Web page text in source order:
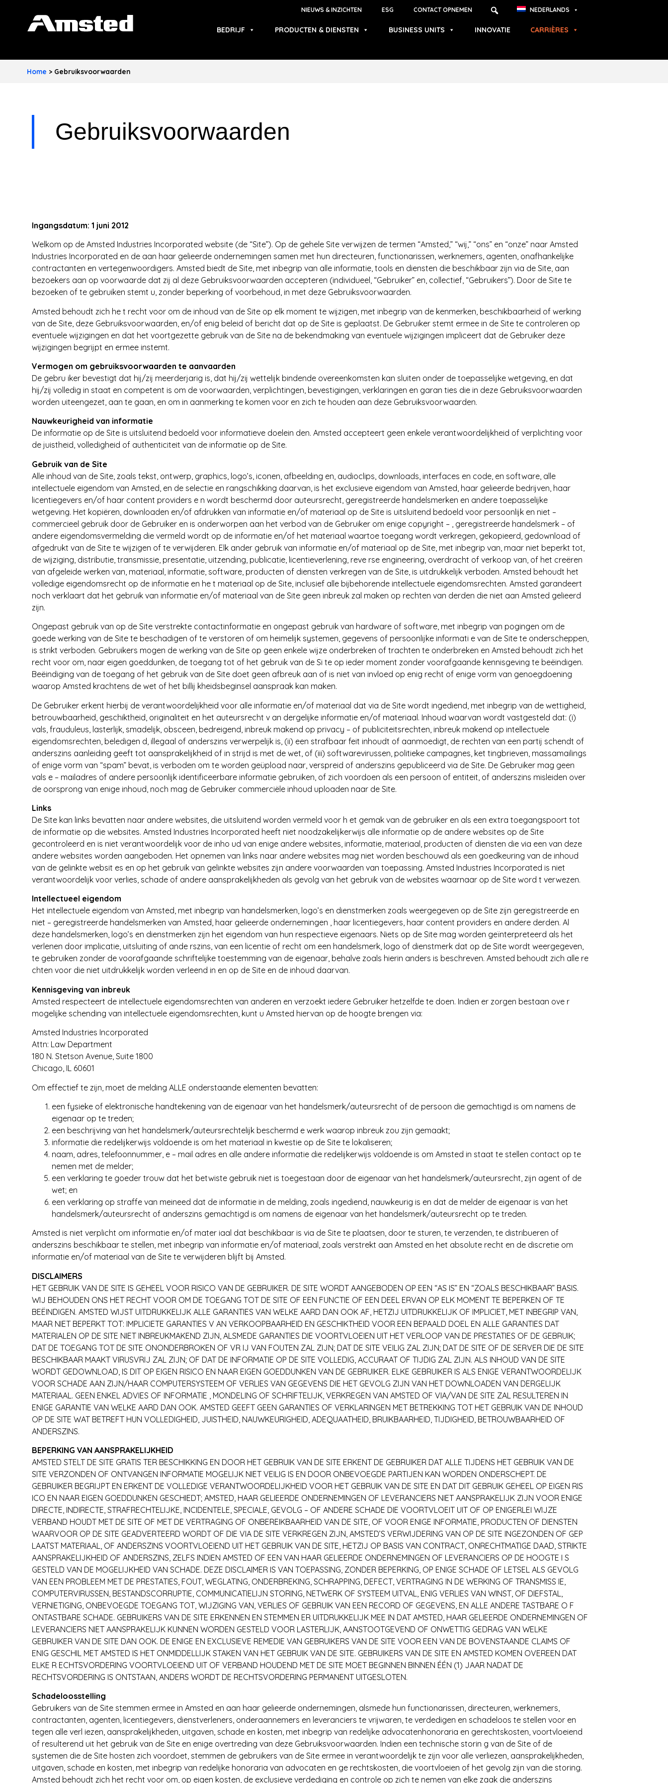
NIEUWS & INZICHTEN ESG CONTACT OPNEMEN NEDERLANDS
A
S
S
T
R
I
S
BEDRIJF PRODUCTEN & DIENSTEN BUSINESS UNITS INNOVATIE CARRIÈRES
Home > Gebruiksvoorwaarden
Gebruiksvoorwaarden
Ingangsdatum: 1 juni 2012
Welkom op de Amsted Industries Incorporated website (de “Site”). Op de gehele Site verwijzen de termen “Amsted,” “wij,” “ons” en “onze” naar Amsted
Industries Incorporated en de aan haar gelieerde ondernemingen samen met hun directeuren, functionarissen, werknemers, agenten, onafhankelijke
contractanten en vertegenwoordigers. Amsted biedt de Site, met inbegrip van alle informatie, tools en diensten die beschikbaar zijn via de Site, aan
bezoekers aan op voorwaarde dat zij al deze Gebruiksvoorwaarden accepteren (individueel, “Gebruiker” en, collectief, “Gebruikers”). Door de Site te
bezoeken of te gebruiken stemt u, zonder beperking of voorbehoud, in met deze Gebruiksvoorwaarden.
Amsted behoudt zich he t recht voor om de inhoud van de Site op elk moment te wijzigen, met inbegrip van de kenmerken, beschikbaarheid of werking
van de Site, deze Gebruiksvoorwaarden, en/of enig beleid of bericht dat op de Site is geplaatst. De Gebruiker stemt ermee in de Site te controleren op
eventuele wijzigingen en dat het voortgezette gebruik van de Site na de bekendmaking van eventuele wijzigingen impliceert dat de Gebruiker deze
wijzigingen begrijpt en ermee instemt.
Vermogen om gebruiksvoorwaarden te aanvaarden
De gebru iker bevestigt dat hij/zij meerderjarig is, dat hij/zij wettelijk bindende overeenkomsten kan sluiten onder de toepasselijke wetgeving, en dat
hij/zij volledig in staat en competent is om de voorwaarden, verplichtingen, bevestigingen, verklaringen en garan ties die in deze Gebruiksvoorwaarden
worden uiteengezet, aan te gaan, en om in aanmerking te komen voor en zich te houden aan deze Gebruiksvoorwaarden.
Nauwkeurigheid van informatie
De informatie op de Site is uitsluitend bedoeld voor informatieve doelein den. Amsted accepteert geen enkele verantwoordelijkheid of verplichting voor
de juistheid, volledigheid of authenticiteit van de informatie op de Site.
Gebruik van de Site
Alle inhoud van de Site, zoals tekst, ontwerp, graphics, logo’s, iconen, afbeelding en, audioclips, downloads, interfaces en code, en software, alle
intellectuele eigendom van Amsted, en de selectie en rangschikking daarvan, is het exclusieve eigendom van Amsted, haar gelieerde bedrijven, haar
licentiegevers en/of haar content providers e n wordt beschermd door auteursrecht, geregistreerde handelsmerken en andere toepasselijke
wetgeving. Het kopiëren, downloaden en/of afdrukken van informatie en/of materiaal op de Site is uitsluitend bedoeld voor persoonlijk en niet –
commercieel gebruik door de Gebruiker en is onderworpen aan het verbod van de Gebruiker om enige copyright – , geregistreerde handelsmerk – of
andere eigendomsvermelding die vermeld wordt op de informatie en/of het materiaal waartoe toegang wordt verkregen, gekopieerd, gedownload of
afgedrukt van de Site te wijzigen of te verwijderen. Elk ander gebruik van informatie en/of materiaal op de Site, met inbegrip van, maar niet beperkt tot,
de wijziging, distributie, transmissie, presentatie, uitzending, publicatie, licentieverlening, reve rse engineering, overdracht of verkoop van, of het creëren
van afgeleide werken van, materiaal, informatie, software, producten of diensten verkregen van de Site, is uitdrukkelijk verboden. Amsted behoudt het
volledige eigendomsrecht op de informatie en he t materiaal op de Site, inclusief alle bijbehorende intellectuele eigendomsrechten. Amsted garandeert
noch verklaart dat het gebruik van informatie en/of materiaal van de Site geen inbreuk zal maken op rechten van derden die niet aan Amsted gelieerd
zijn.
Ongepast gebruik van op de Site verstrekte contactinformatie en ongepast gebruik van hardware of software, met inbegrip van pogingen om de
goede werking van de Site te beschadigen of te verstoren of om heimelijk systemen, gegevens of persoonlijke informati e van de Site te onderscheppen,
is strikt verboden. Gebruikers mogen de werking van de Site op geen enkele wijze onderbreken of trachten te onderbreken en Amsted behoudt zich het
recht voor om, naar eigen goeddunken, de toegang tot of het gebruik van de Si te op ieder moment zonder voorafgaande kennisgeving te beëindigen.
Beëindiging van de toegang of het gebruik van de Site doet geen afbreuk aan of is niet van invloed op enig recht of enige vorm van genoegdoening
waarop Amsted krachtens de wet of het billij kheidsbeginsel aanspraak kan maken.
De Gebruiker erkent hierbij de verantwoordelijkheid voor alle informatie en/of materiaal dat via de Site wordt ingediend, met inbegrip van de wettigheid,
betrouwbaarheid, geschiktheid, originaliteit en het auteursrecht v an dergelijke informatie en/of materiaal. Inhoud waarvan wordt vastgesteld dat: (i)
vals, frauduleus, lasterlijk, smadelijk, obsceen, bedreigend, inbreuk makend op privacy – of publiciteitsrechten, inbreuk makend op intellectuele
eigendomsrechten, beledigen d, illegaal of anderszins verwerpelijk is, (ii) een strafbaar feit inhoudt of aanmoedigt, de rechten van een partij schendt of
anderszins aanleiding geeft tot aansprakelijkheid of in strijd is met de wet, of (iii) softwarevirussen, politieke campagnes, ket tingbrieven, massamailings
of enige vorm van “spam” bevat, is verboden om te worden geüpload naar, verspreid of anderszins gepubliceerd via de Site. De Gebruiker mag geen
vals e – mailadres of andere persoonlijk identificeerbare informatie gebruiken, of zich voordoen als een persoon of entiteit, of anderszins misleiden over
de oorsprong van enige inhoud, noch mag de Gebruiker commerciële inhoud uploaden naar de Site.
Links
De Site kan links bevatten naar andere websites, die uitsluitend worden vermeld voor h et gemak van de gebruiker en als een extra toegangspoort tot
de informatie op die websites. Amsted Industries Incorporated heeft niet noodzakelijkerwijs alle informatie op de andere websites op de Site
gecontroleerd en is niet verantwoordelijk voor de inho ud van enige andere websites, informatie, materiaal, producten of diensten die via een van deze
andere websites worden aangeboden. Het opnemen van links naar andere websites mag niet worden beschouwd als een goedkeuring van de inhoud
van de gelinkte websit es en op het gebruik van gelinkte websites zijn andere voorwaarden van toepassing. Amsted Industries Incorporated is niet
verantwoordelijk voor verlies, schade of andere aansprakelijkheden als gevolg van het gebruik van de websites waarnaar op de Site word t verwezen.
Intellectueel eigendom
Het intellectuele eigendom van Amsted, met inbegrip van handelsmerken, logo’s en dienstmerken zoals weergegeven op de Site zijn geregistreerde en
niet – geregistreerde handelsmerken van Amsted, haar gelieerde ondernemingen , haar licentiegevers, haar content providers en andere derden. Al
deze handelsmerken, logo’s en dienstmerken zijn het eigendom van hun respectieve eigenaars. Niets op de Site mag worden geïnterpreteerd als het
verlenen door implicatie, uitsluiting of ande rszins, van een licentie of recht om een handelsmerk, logo of dienstmerk dat op de Site wordt weergegeven,
te gebruiken zonder de voorafgaande schriftelijke toestemming van de eigenaar, behalve zoals hierin anders is beschreven. Amsted behoudt zich alle re
chten voor die niet uitdrukkelijk worden verleend in en op de Site en de inhoud daarvan.
Kennisgeving van inbreuk
Amsted respecteert de intellectuele eigendomsrechten van anderen en verzoekt iedere Gebruiker hetzelfde te doen. Indien er zorgen bestaan ove r
mogelijke schending van intellectuele eigendomsrechten, kunt u Amsted hiervan op de hoogte brengen via:
Amsted Industries Incorporated
Attn: Law Department
180 N. Stetson Avenue, Suite 1800
Chicago, IL 60601
Om effectief te zijn, moet de melding ALLE onderstaande elementen bevatten:
een fysieke of elektronische handtekening van de eigenaar van het handelsmerk/auteursrecht of de persoon die gemachtigd is om namens de
eigenaar op te treden;
een beschrijving van het handelsmerk/auteursrechtelijk beschermd e werk waarop inbreuk zou zijn gemaakt;
informatie die redelijkerwijs voldoende is om het materiaal in kwestie op de Site te lokaliseren;
naam, adres, telefoonnummer, e – mail adres en alle andere informatie die redelijkerwijs voldoende is om Amsted in staat te stellen contact op te
nemen met de melder;
een verklaring te goeder trouw dat het betwiste gebruik niet is toegestaan door de eigenaar van het handelsmerk/auteursrecht, zijn agent of de
wet; en
een verklaring op straffe van meineed dat de informatie in de melding, zoals ingediend, nauwkeurig is en dat de melder de eigenaar is van het
handelsmerk/auteursrecht of anderszins gemachtigd is om namens de eigenaar van het handelsmerk/auteursrecht op te treden.
Amsted is niet verplicht om informatie en/of mater iaal dat beschikbaar is via de Site te plaatsen, door te sturen, te verzenden, te distribueren of
anderszins beschikbaar te stellen, met inbegrip van informatie en/of materiaal, zoals verstrekt aan Amsted en het absolute recht en de discretie om
informatie en/of materiaal van de Site te verwijderen blijft bij Amsted.
DISCLAIMERS
HET GEBRUIK VAN DE SITE IS GEHEEL VOOR RISICO VAN DE GEBRUIKER. DE SITE WORDT AANGEBODEN OP EEN “AS IS” EN “ZOALS BESCHIKBAAR” BASIS.
WIJ BEHOUDEN ONS HET RECHT VOOR OM DE TOEGANG TOT DE SITE OF EEN FUNCTIE OF EEN DEEL ERVAN OP ELK MOMENT TE BEPERKEN OF TE
BEËINDIGEN. AMSTED WIJST UITDRUKKELIJK ALLE GARANTIES VAN WELKE AARD DAN OOK AF, HETZIJ UITDRUKKELIJK OF IMPLICIET, MET INBEGRIP VAN,
MAAR NIET BEPERKT TOT: IMPLICIETE GARANTIES V AN VERKOOPBAARHEID EN GESCHIKTHEID VOOR EEN BEPAALD DOEL EN ALLE GARANTIES DAT
MATERIALEN OP DE SITE NIET INBREUKMAKEND ZIJN, ALSMEDE GARANTIES DIE VOORTVLOEIEN UIT HET VERLOOP VAN DE PRESTATIES OF DE GEBRUIK;
DAT DE TOEGANG TOT DE SITE ONONDERBROKEN OF VR IJ VAN FOUTEN ZAL ZIJN; DAT DE SITE VEILIG ZAL ZIJN; DAT DE SITE OF DE SERVER DIE DE SITE
BESCHIKBAAR MAAKT VIRUSVRIJ ZAL ZIJN; OF DAT DE INFORMATIE OP DE SITE VOLLEDIG, ACCURAAT OF TIJDIG ZAL ZIJN. ALS INHOUD VAN DE SITE
WORDT GEDOWNLOAD, IS DIT OP EIGEN RISICO EN NAAR EIGEN GOEDDUNKEN VAN DE GEBRUIKER. ELKE GEBRUIKER IS ALS ENIGE VERANTWOORDELIJK
VOOR SCHADE AAN ZIJN/HAAR COMPUTERSYSTEEM OF VERLIES VAN GEGEVENS DIE HET GEVOLG ZIJN VAN HET DOWNLOADEN VAN DERGELIJK
MATERIAAL. GEEN ENKEL ADVIES OF INFORMATIE , MONDELING OF SCHRIFTELIJK, VERKREGEN VAN AMSTED OF VIA/VAN DE SITE ZAL RESULTEREN IN
ENIGE GARANTIE VAN WELKE AARD DAN OOK. AMSTED GEEFT GEEN GARANTIES OF VERKLARINGEN MET BETREKKING TOT HET GEBRUIK VAN DE INHOUD
OP DE SITE WAT BETREFT HUN VOLLEDIGHEID, JUISTHEID, NAUWKEURIGHEID, ADEQUAATHEID, BRUIKBAARHEID, TIJDIGHEID, BETROUWBAARHEID OF
ANDERSZINS.
BEPERKING VAN AANSPRAKELIJKHEID
AMSTED STELT DE SITE GRATIS TER BESCHIKKING EN DOOR HET GEBRUIK VAN DE SITE ERKENT DE GEBRUIKER DAT ALLE TIJDENS HET GEBRUIK VAN DE
SITE VERZONDEN OF ONTVANGEN INFORMATIE MOGELIJK NIET VEILIG IS EN DOOR ONBEVOEGDE PARTIJEN KAN WORDEN ONDERSCHEPT. DE
GEBRUIKER BEGRIJPT EN ERKENT DE VOLLEDIGE VERANTWOORDELIJKHEID VOOR HET GEBRUIK VAN DE SITE EN DAT DIT GEBRUIK GEHEEL OP EIGEN RIS
ICO EN NAAR EIGEN GOEDDUNKEN GESCHIEDT; AMSTED, HAAR GELIEERDE ONDERNEMINGEN OF LEVERANCIERS NIET AANSPRAKELIJK ZIJN VOOR ENIGE
DIRECTE, INDIRECTE, STRAFRECHTELIJKE, INCIDENTELE, SPECIALE, GEVOLG – OF ANDERE SCHADE DIE VOORTVLOEIT UIT OF OP ENIGERLEI WIJZE
VERBAND HOUDT MET DE SITE OF MET DE VERTRAGING OF ONBEREIKBAARHEID VAN DE SITE, OF VOOR ENIGE INFORMATIE, PRODUCTEN OF DIENSTEN
WAARVOOR OP DE SITE GEADVERTEERD WORDT OF DIE VIA DE SITE VERKREGEN ZIJN, AMSTED’S VERWIJDERING VAN OP DE SITE INGEZONDEN OF GEP
LAATST MATERIAAL, OF ANDERSZINS VOORTVLOEIEND UIT HET GEBRUIK VAN DE SITE, HETZIJ OP BASIS VAN CONTRACT, ONRECHTMATIGE DAAD, STRIKTE
AANSPRAKELIJKHEID OF ANDERSZINS, ZELFS INDIEN AMSTED OF EEN VAN HAAR GELIEERDE ONDERNEMINGEN OF LEVERANCIERS OP DE HOOGTE I S
GESTELD VAN DE MOGELIJKHEID VAN SCHADE. DEZE DISCLAIMER IS VAN TOEPASSING, ZONDER BEPERKING, OP ENIGE SCHADE OF LETSEL ALS GEVOLG
VAN EEN PROBLEEM MET DE PRESTATIES, FOUT, WEGLATING, ONDERBREKING, SCHRAPPING, DEFECT, VERTRAGING IN DE WERKING OF TRANSMISS IE,
COMPUTERVIRUSSEN, BESTANDSCORRUPTIE, COMMUNICATIELIJN STORING, NETWERK OF SYSTEEM UITVAL, ENIG VERLIES VAN WINST, OF DIEFSTAL,
VERNIETIGING, ONBEVOEGDE TOEGANG TOT, WIJZIGING VAN, VERLIES OF GEBRUIK VAN EEN RECORD OF GEGEVENS, EN ALLE ANDERE TASTBARE O F
ONTASTBARE SCHADE. GEBRUIKERS VAN DE SITE ERKENNEN EN STEMMEN ER UITDRUKKELIJK MEE IN DAT AMSTED, HAAR GELIEERDE ONDERNEMINGEN OF
LEVERANCIERS NIET AANSPRAKELIJK KUNNEN WORDEN GESTELD VOOR LASTERLIJK, AANSTOOTGEVEND OF ONWETTIG GEDRAG VAN WELKE
GEBRUIKER VAN DE SITE DAN OOK. DE ENIGE EN EXCLUSIEVE REMEDIE VAN GEBRUIKERS VAN DE SITE VOOR EEN VAN DE BOVENSTAANDE CLAIMS OF
ENIG GESCHIL MET AMSTED IS HET ONMIDDELLIJK STAKEN VAN HET GEBRUIK VAN DE SITE. GEBRUIKERS VAN DE SITE EN AMSTED KOMEN OVEREEN DAT
ELKE R ECHTSVORDERING VOORTVLOEIEND UIT OF VERBAND HOUDEND MET DE SITE MOET BEGINNEN BINNEN ÉÉN (1) JAAR NADAT DE
RECHTSVORDERING IS ONTSTAAN, ANDERS WORDT DE RECHTSVORDERING PERMANENT UITGESLOTEN.
Schadeloosstelling
Gebruikers van de Site stemmen ermee in Amsted en aan haar gelieerde ondernemingen, alsmede hun functionarissen, directeuren, werknemers,
contractanten, agenten, licentiegevers, dienstverleners, onderaannemers en leveranciers te vrijwaren, te verdedigen en schadeloos te stellen voor en
tegen alle verl iezen, aansprakelijkheden, uitgaven, schade en kosten, met inbegrip van redelijke advocatenhonoraria en gerechtskosten, voortvloeiend
of resulterend uit het gebruik van de Site en enige overtreding van deze Gebruiksvoorwaarden. Indien een technische storin g van de Site of de
systemen die de Site hosten zich voordoet, stemmen de gebruikers van de Site ermee in verantwoordelijk te zijn voor alle verliezen, aansprakelijkheden,
uitgaven, schade en kosten, met inbegrip van redelijke honoraria van advocaten en ge rechtskosten, die voortvloeien of het gevolg zijn van die storing.
Amsted behoudt zich het recht voor om, op eigen kosten, de exclusieve verdediging en controle op zich te nemen van elke zaak die anderszins